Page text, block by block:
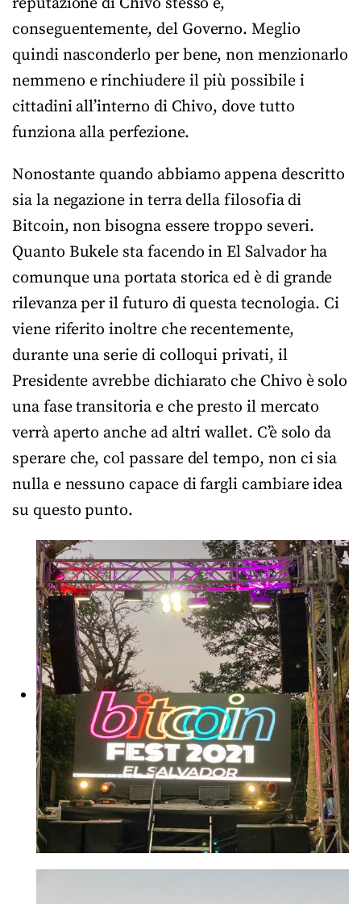
conseguentemente, del Governo. Meglio
quindi nasconderlo per bene, non menzionarlo
nemmeno e rinchiudere il più possibile i
cittadini all’interno di Chivo, dove tutto
funziona alla perfezione.
Nonostante quando abbiamo appena descritto
sia la negazione in terra della filosofia di
Bitcoin, non bisogna essere troppo severi.
Quanto Bukele sta facendo in El Salvador ha
comunque una portata storica ed è di grande
rilevanza per il futuro di questa tecnologia. Ci
viene riferito inoltre che recentemente,
durante una serie di colloqui privati, il
Presidente avrebbe dichiarato che Chivo è solo
una fase transitoria e che presto il mercato
verrà aperto anche ad altri wallet. C’è solo da
sperare che, col passare del tempo, non ci sia
nulla e nessuno capace di fargli cambiare idea
su questo punto.